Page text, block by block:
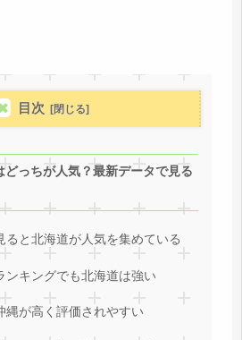
目次
どっちが人気？最新データで見る
ると北海道が人気を集めている
ンキングでも北海道は強い
縄が高く評価されやすい